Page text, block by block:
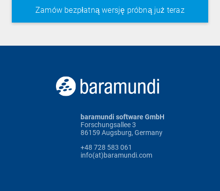
baramundi software GmbH
Forschungsallee 3
86159 Augsburg, Germany
+48 728 583 061
info(at)baramundi.com